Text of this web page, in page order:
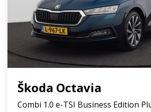
Škoda Octavia
Combi 1.0 e-TSI Business Edition